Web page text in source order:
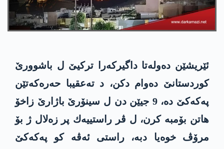
ئێریشێن ده‌وله‌تا داگیركه‌را تركیێ ل باشوورێ
كوردستانێ ده‌وام دكن، د ته‌عقیبا حه‌ره‌كه‌تێن
په‌كه‌كێ ده‌، 9 جیێن دن ل سینۆرێ باژارێ زاخۆ
هاتن بۆمبه‌ كرن، ل ڤر راستییه‌ك پر زه‌لال ژ بۆ
مرۆڤ خوه‌یا دبه‌، راستی ئه‌ڤه‌ كو په‌كه‌كێ